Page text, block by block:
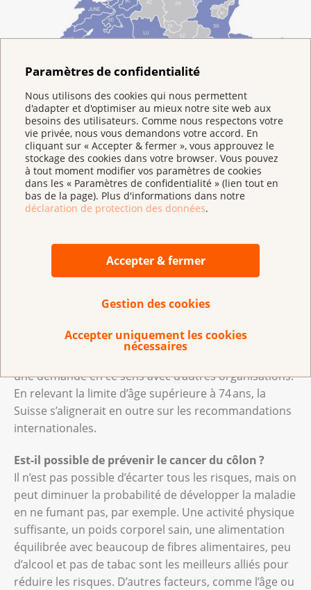
Paramètres de confidentialité
Nous utilisons des cookies qui nous permettent
d'adapter et d'optimiser au mieux notre site web aux
besoins des utilisateurs. Comme nous respectons votre
vie privée, nous vous demandons votre accord. En
cliquant sur « Accepter & fermer », vous approuvez le
stockage des cookies dans votre browser. Vous pouvez
à tout moment modifier vos paramètres de cookies
dans les « Paramètres de confidentialité » (lien tout en
bas de la page). Plus d'informations dans notre
déclaration de protection des données.
Accepter & fermer
Gestion des cookies
Accepter uniquement les cookies
nécessaires
coût du dépistage pour les personnes de 50 à 69 ans.
Lorsque l’examen est réalisé dans le cadre d’un
franchise (seule la quote-part est due). À 70 ans,
Suisse, de sorte qu’il serait judicieux de prolonger le
une demande en ce sens avec d’autres organisations.
En relevant la limite d’âge supérieure à 74 ans, la
Suisse s’alignerait en outre sur les recommandations
internationales.
Est-il possible de prévenir le cancer du côlon ?
Il n’est pas possible d’écarter tous les risques, mais on
peut diminuer la probabilité de développer la maladie
en ne fumant pas, par exemple. Une activité physique
suffisante, un poids corporel sain, une alimentation
équilibrée avec beaucoup de fibres alimentaires, peu
d’alcool et pas de tabac sont les meilleurs alliés pour
réduire les risques. D’autres facteurs, comme l’âge ou